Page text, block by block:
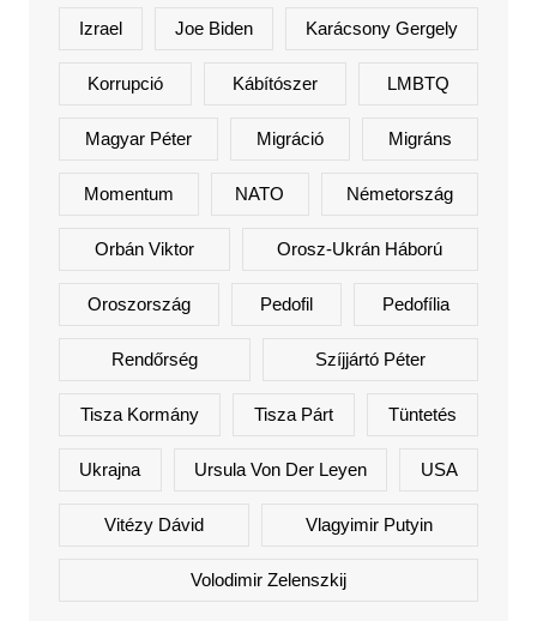
Izrael Joe Biden Karácsony Gergely
Korrupció Kábítószer LMBTQ
Magyar Péter Migráció Migráns
Momentum NATO Németország
Orbán Viktor Orosz-Ukrán Háború
Oroszország Pedofil Pedofília
Rendőrség Szíjjártó Péter
Tisza Kormány Tisza Párt Tüntetés
Ukrajna Ursula Von Der Leyen USA
Vitézy Dávid Vlagyimir Putyin
Volodimir Zelenszkij